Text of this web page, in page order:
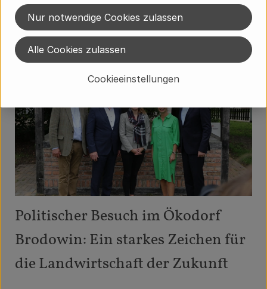
müsst.
Weiterlesen →
Politischer Besuch im Ökodorf
Brodowin: Ein starkes Zeichen für
die Landwirtschaft der Zukunft
Cookieeinstellungen
Nur notwendige Cookies zulassen
Alle Cookies zulassen